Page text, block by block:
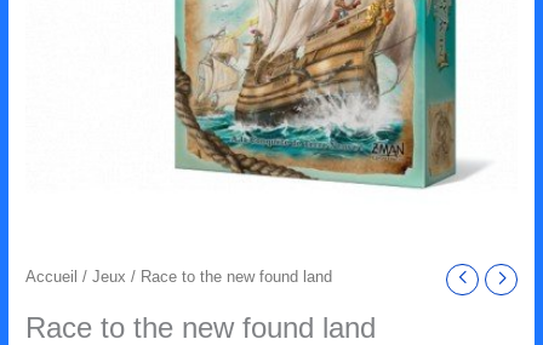
Accueil /Jeux / Race to the new found land
Race to the new found land